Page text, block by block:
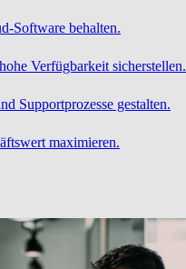
Software behalten.
Verfügbarkeit sicherstellen.
Supportprozesse gestalten.
maximieren.